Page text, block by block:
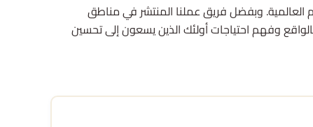
العالمية. وبفضل فريق عملنا المنتشر في مناطق
بالواقع وفهم احتياجات أولئك الذين يسعون إلى تحسين